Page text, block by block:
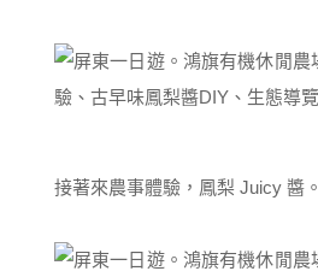
接著來農事體驗，鳳梨 Juicy 醬。